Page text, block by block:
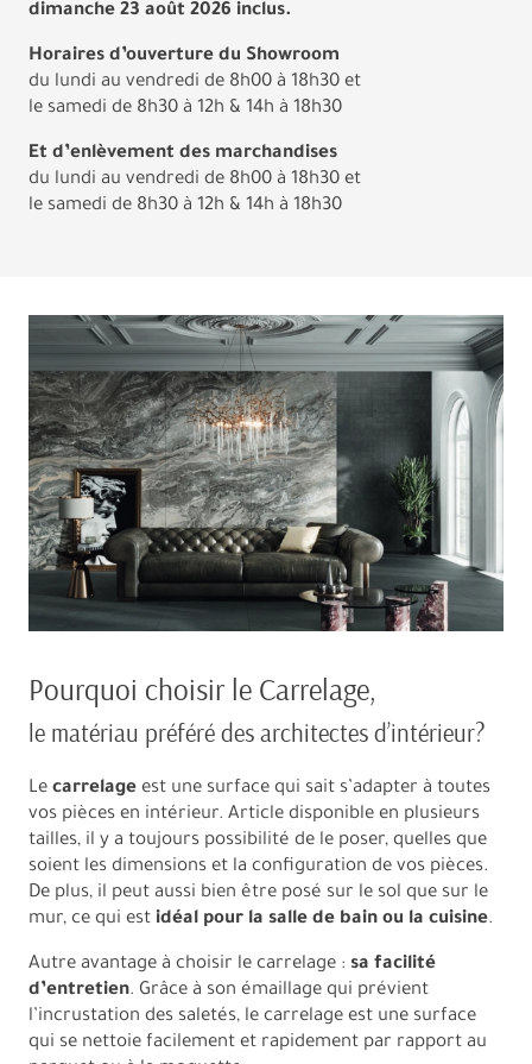
dimanche 23 août 2026 inclus.
Horaires d’ouverture du Showroom
du lundi au vendredi de 8h00 à 18h30 et
le samedi de 8h30 à 12h & 14h à 18h30
Et d’enlèvement des marchandises
du lundi au vendredi de 8h00 à 18h30 et
le samedi de 8h30 à 12h & 14h à 18h30
Pourquoi choisir le Carrelage,
le matériau préféré des architectes d’intérieur?
Le carrelage est une surface qui sait s’adapter à toutes
vos pièces en intérieur. Article disponible en plusieurs
tailles, il y a toujours possibilité de le poser, quelles que
soient les dimensions et la configuration de vos pièces.
De plus, il peut aussi bien être posé sur le sol que sur le
mur, ce qui est idéal pour la salle de bain ou la cuisine.
Autre avantage à choisir le carrelage : sa facilité
d’entretien. Grâce à son émaillage qui prévient
l’incrustation des saletés, le carrelage est une surface
qui se nettoie facilement et rapidement par rapport au